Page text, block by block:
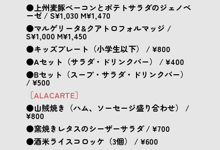
●上州麦豚ベーコンとポテトサラダのジェノベ
ーゼ / S¥1,030 M¥1,470
●マルゲリータ&クアトロフォルマッジ /
S¥1,000 M¥1,450
●キッズプレート（小学生以下） / ¥800
●Aセット（サラダ・ドリンクバー） / ¥400
●Bセット（スープ・サラダ・ドリンクバー）
/ ¥500
［ALACARTE］
●山賊焼き（ハム、ソーセージ盛り合わせ） /
¥800
●窯焼きレタスのシーザーサラダ / ¥700
●酒米ライスコロッケ（3個） / ¥600